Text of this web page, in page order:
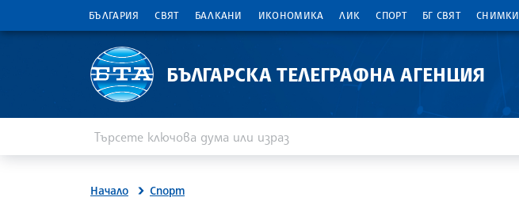
БЪЛГАРИЯ СВЯТ БАЛКАНИ ИКОНОМИКА ЛИК СПОРТ БГ СВЯТ СНИМКИ
БЪЛГАРСКА ТЕЛЕГРАФНА АГЕНЦИЯ
Начало Спорт